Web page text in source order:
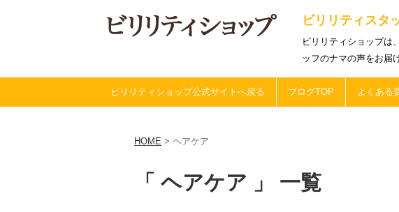
ビリリティスタ
ビリリティショップは
ッフのナマの声をお届
ビリリティショップ公式サイトへ戻る ブログTOP よくある
HOME > ヘアケア
「 ヘアケア 」 一覧